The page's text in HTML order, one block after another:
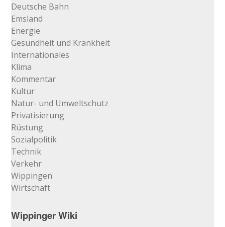
Deutsche Bahn
Emsland
Energie
Gesundheit und Krankheit
Internationales
Klima
Kommentar
Kultur
Natur- und Umweltschutz
Privatisierung
Rüstung
Sozialpolitik
Technik
Verkehr
Wippingen
Wirtschaft
Wippinger Wiki